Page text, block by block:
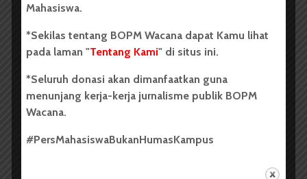
BERITA KAMPUS
Mahasiswa 2026, Dorong Inovasi
Mahasiswa.
*Sekilas tentang BOPM Wacana dapat Kamu lihat
pada laman "Tentang Kami" di situs ini.
*Seluruh donasi akan dimanfaatkan guna
menunjang kerja-kerja jurnalisme publik BOPM
Wacana.
#PersMahasiswaBukanHumasKampus